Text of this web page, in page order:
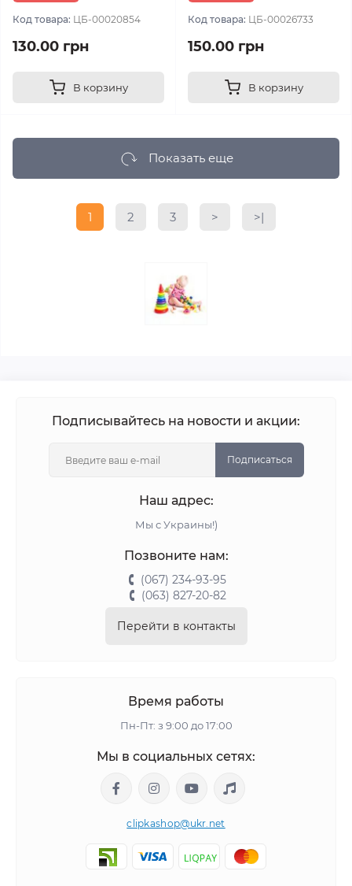
Код товара: ЦБ-00020854
130.00 грн
В корзину
Код товара: ЦБ-00026733
150.00 грн
В корзину
Показать еще
1 2 3 > >|
Подписывайтесь на новости и акции:
Подписаться
Наш адрес:
Мы с Украины!)
Позвоните нам:
(067) 234-93-95
(063) 827-20-82
Перейти в контакты
Время работы
Пн-Пт: з 9:00 до 17:00
Мы в социальных сетях:
clipkashop@ukr.net